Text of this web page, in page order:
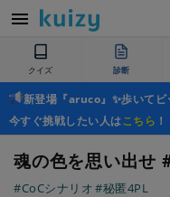
クイズ 診断
新登場『aruco』✨歩いてビ
今すぐ挑戦したい人はこちら ！
魂の色を思い出せ
#CoCシナリオ#秘匿4PL